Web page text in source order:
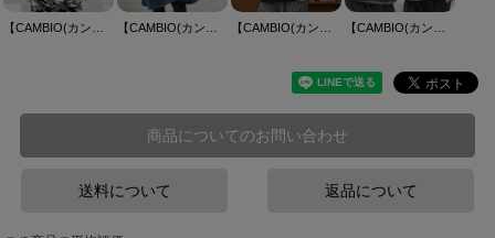
商品についてのお問い合わせ
送料について 返品について